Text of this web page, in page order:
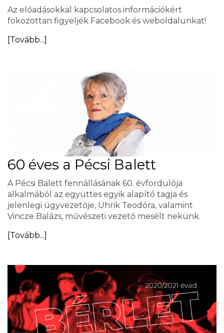
Az előadásokkal kapcsolatos információkért
fokozottan figyeljék Facebook és weboldalunkat!
[Tovább...]
60 éves a Pécsi Balett
A Pécsi Balett fennállásának 60. évfordulója
alkalmából az együttes egyik alapító tagja és
jelenlegi ügyvezetője, Uhrik Teodóra, valamint
Vincze Balázs, művészeti vezető mesélt nekünk.
[Tovább...]